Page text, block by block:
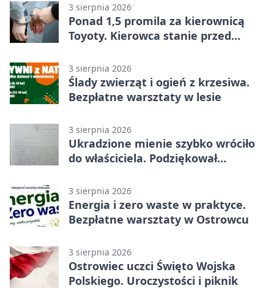
3 sierpnia 2026
Ponad 1,5 promila za kierownicą
Toyoty. Kierowca stanie przed
3 sierpnia 2026
Ślady zwierząt i ogień z krzesiwa.
Bezpłatne warsztaty w lesie
3 sierpnia 2026
Ukradzione mienie szybko wróciło
do właściciela. Podziękował
3 sierpnia 2026
Energia i zero waste w praktyce.
Bezpłatne warsztaty w Ostrowcu
3 sierpnia 2026
Ostrowiec uczci Święto Wojska
Polskiego. Uroczystości i piknik